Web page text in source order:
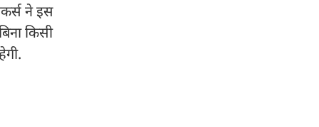
ने इस
किसी